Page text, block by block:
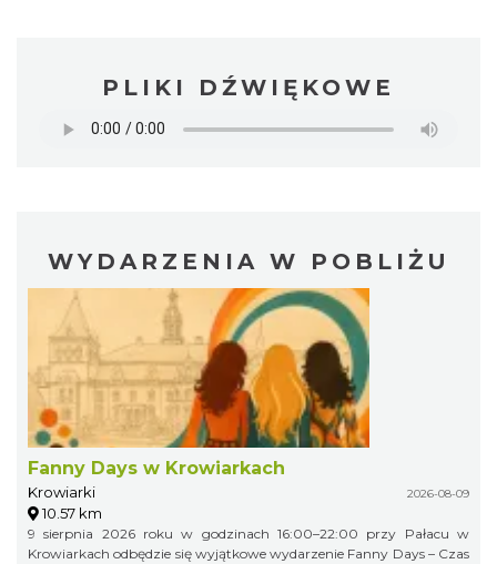
PLIKI DŹWIĘKOWE
WYDARZENIA W POBLIŻU
Fanny Days w Krowiarkach
Krowiarki 2026-08-09
10.57 km
9 sierpnia 2026 roku w godzinach 16:00–22:00 przy Pałacu w
Krowiarkach odbędzie się wyjątkowe wydarzenie Fanny Days – Czas